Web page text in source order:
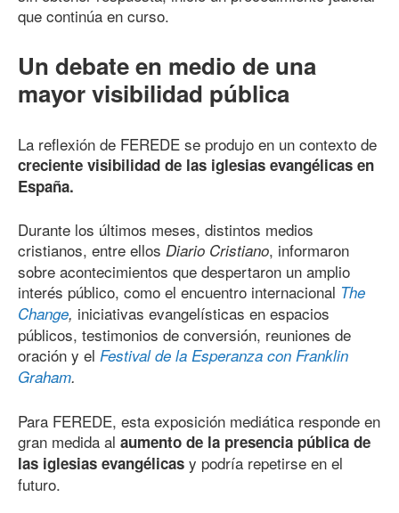
que continúa en curso.
Un debate en medio de una
mayor visibilidad pública
La reflexión de FEREDE se produjo en un contexto de
creciente visibilidad de las iglesias evangélicas en
España.
Durante los últimos meses, distintos medios
cristianos, entre ellos Diario Cristiano, informaron
sobre acontecimientos que despertaron un amplio
interés público, como el encuentro internacional The
Change, iniciativas evangelísticas en espacios
públicos, testimonios de conversión, reuniones de
oración y el Festival de la Esperanza con Franklin
Graham.
Para FEREDE, esta exposición mediática responde en
gran medida al aumento de la presencia pública de
las iglesias evangélicas y podría repetirse en el
futuro.